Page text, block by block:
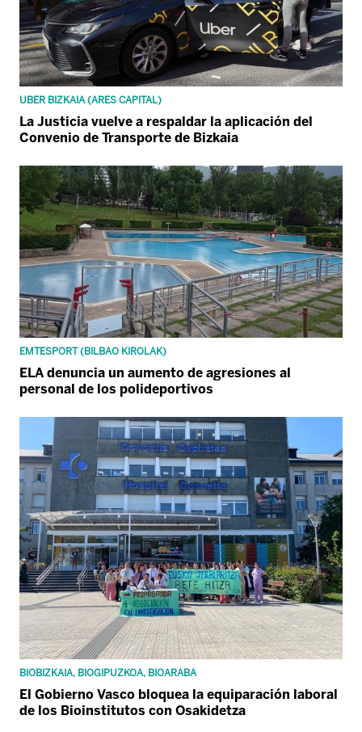
UBER BIZKAIA (ARES CAPITAL)
La Justicia vuelve a respaldar la aplicación del
Convenio de Transporte de Bizkaia
EMTESPORT (BILBAO KIROLAK)
ELA denuncia un aumento de agresiones al
personal de los polideportivos
BIOBIZKAIA, BIOGIPUZKOA, BIOARABA
El Gobierno Vasco bloquea la equiparación laboral
de los Bioinstitutos con Osakidetza